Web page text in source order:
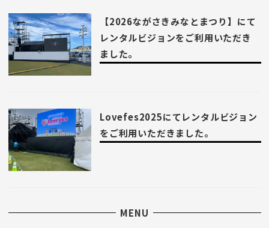
【2026ながさきみなとまつり】にて
レンタルビジョンをご利用いただき
ました。
Lovefes2025にてレンタルビジョン
をご利用いただきました。
MENU